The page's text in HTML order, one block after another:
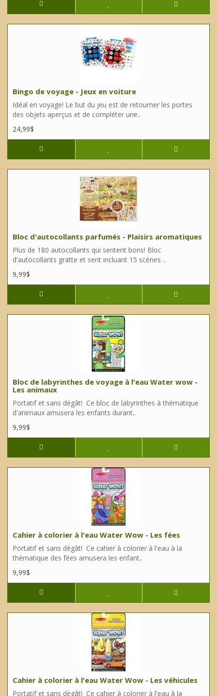
Bingo de voyage - Jeux en voiture
Idéal en voyage! Le but du jeu est de retourner les portes
des objets aperçus et de compléter une..
24,99$
Bloc d'autocollants parfumés - Plaisirs aromatiques
Plus de 180 autocollants qui sentent bons! Bloc
d'autocollants gratte et sent incluant 15 scènes ..
9,99$
Bloc de labyrinthes de voyage à l'eau Water wow -
Les animaux
Portatif et sans dégât! Ce bloc de labyrinthes à thématique
d'animaux amusera les enfants durant..
9,99$
Cahier à colorier à l'eau Water Wow - Les fées
Portatif et sans dégât! Ce cahier à colorier à l'eau à la
thématique des fées amusera les enfant..
9,99$
Cahier à colorier à l'eau Water Wow - Les véhicules
Portatif et sans dégât! Ce cahier à colorier à l'eau à la